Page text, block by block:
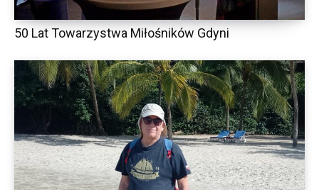
50 Lat Towarzystwa Miłośników Gdyni